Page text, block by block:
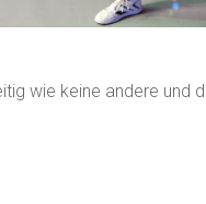
wie keine andere und